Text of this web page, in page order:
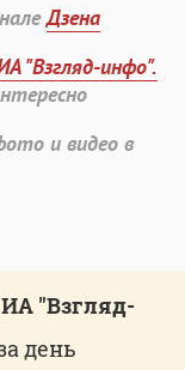
Дзена
"Взгляд-инфо".
и видео в
"Взгляд-
день